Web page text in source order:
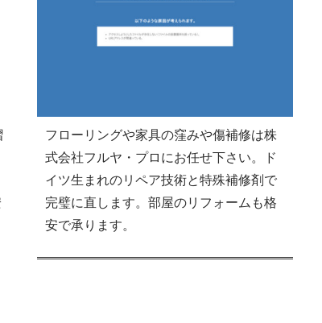
フローリングや家具の窪みや傷補修は株
式会社フルヤ・プロにお任せ下さい。ド
イツ生まれのリペア技術と特殊補修剤で
完璧に直します。部屋のリフォームも格
安で承ります。